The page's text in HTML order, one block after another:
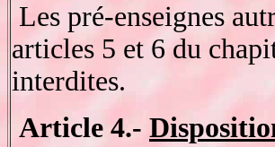
Les pré-enseignes
articles 5 et 6 du
interdites.
Article 4.-